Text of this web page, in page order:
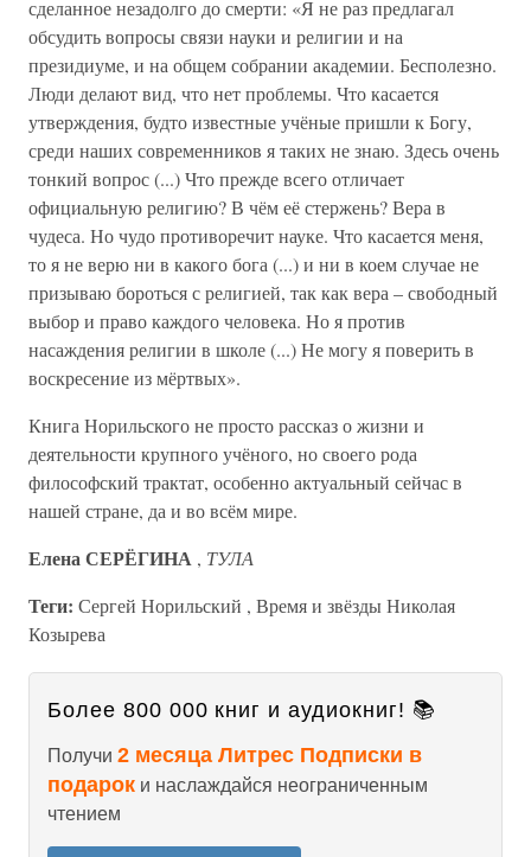
сделанное незадолго до смерти: «Я не раз предлагал
обсудить вопросы связи науки и религии и на
президиуме, и на общем собрании академии. Бесполезно.
Люди делают вид, что нет проблемы. Что касается
утверждения, будто известные учёные пришли к Богу,
среди наших современников я таких не знаю. Здесь очень
тонкий вопрос (...) Что прежде всего отличает
официальную религию? В чём её стержень? Вера в
чудеса. Но чудо противоречит науке. Что касается меня,
то я не верю ни в какого бога (...) и ни в коем случае не
призываю бороться с религией, так как вера – свободный
выбор и право каждого человека. Но я против
насаждения религии в школе (...) Не могу я поверить в
воскресение из мёртвых».
Книга Норильского не просто рассказ о жизни и
деятельности крупного учёного, но своего рода
философский трактат, особенно актуальный сейчас в
нашей стране, да и во всём мире.
Елена СЕРЁГИНА , ТУЛА
Теги: Сергей Норильский , Время и звёзды Николая
Козырева
Более 800 000 книг и аудиокниг! 📚
Получи 2 месяца Литрес Подписки в
подарок и наслаждайся неограниченным
чтением